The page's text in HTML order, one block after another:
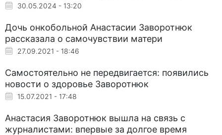
30.05.2024 - 13:20
Дочь онкобольной Анастасии Заворотнюк
рассказала о самочувствии матери
27.09.2021 - 18:46
Самостоятельно не передвигается: появились
новости о здоровье Заворотнюк
15.07.2021 - 17:48
Анастасия Заворотнюк вышла на связь с
журналистами: впервые за долгое время